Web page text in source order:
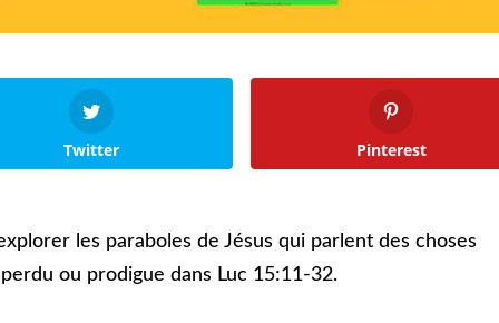
Twitter Pinterest
les paraboles de Jésus qui parlent des choses
ou prodigue dans Luc 15:11-32.